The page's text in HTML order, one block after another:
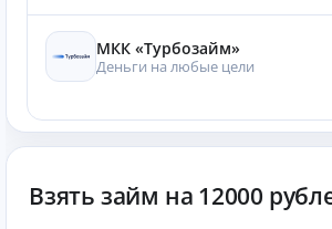
МКК «Турбозайм»
Деньги на любые цели
Взять займ на 12000